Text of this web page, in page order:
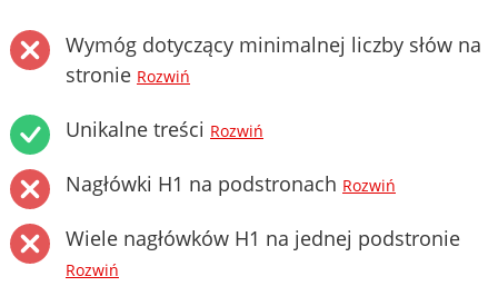
Wymóg dotyczący minimalnej liczby słów na
stronie Rozwiń
Unikalne treści Rozwiń
Nagłówki H1 na podstronach Rozwiń
Wiele nagłówków H1 na jednej podstronie
Rozwiń